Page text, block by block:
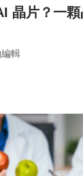
晶片？一
輯